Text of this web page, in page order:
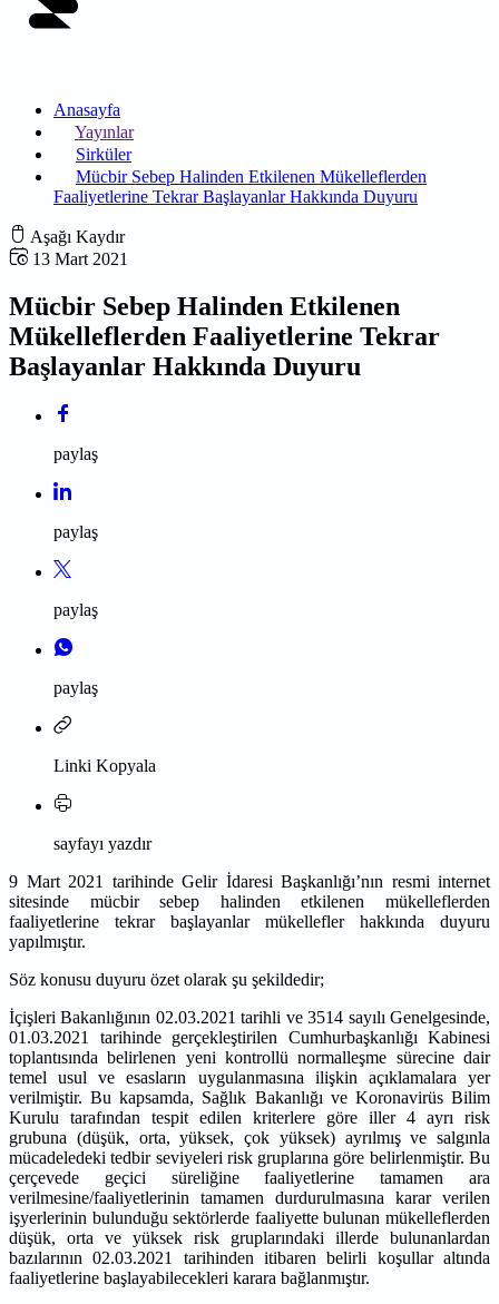
Anasayfa
Yayınlar
Sirküler
Mücbir Sebep Halinden Etkilenen Mükelleflerden
Faaliyetlerine Tekrar Başlayanlar Hakkında Duyuru
Aşağı Kaydır
13 Mart 2021
Mücbir Sebep Halinden Etkilenen
Mükelleflerden Faaliyetlerine Tekrar
Başlayanlar Hakkında Duyuru
paylaş
paylaş
paylaş
paylaş
Linki Kopyala
sayfayı yazdır
9 Mart 2021 tarihinde Gelir İdaresi Başkanlığı’nın resmi internet
sitesinde mücbir sebep halinden etkilenen mükelleflerden
faaliyetlerine tekrar başlayanlar mükellefler hakkında duyuru
yapılmıştır.
Söz konusu duyuru özet olarak şu şekildedir;
İçişleri Bakanlığının 02.03.2021 tarihli ve 3514 sayılı Genelgesinde,
01.03.2021 tarihinde gerçekleştirilen Cumhurbaşkanlığı Kabinesi
toplantısında belirlenen yeni kontrollü normalleşme sürecine dair
temel usul ve esasların uygulanmasına ilişkin açıklamalara yer
verilmiştir. Bu kapsamda, Sağlık Bakanlığı ve Koronavirüs Bilim
Kurulu tarafından tespit edilen kriterlere göre iller 4 ayrı risk
grubuna (düşük, orta, yüksek, çok yüksek) ayrılmış ve salgınla
mücadeledeki tedbir seviyeleri risk gruplarına göre belirlenmiştir. Bu
çerçevede geçici süreliğine faaliyetlerine tamamen ara
verilmesine/faaliyetlerinin tamamen durdurulmasına karar verilen
işyerlerinin bulunduğu sektörlerde faaliyette bulunan mükelleflerden
düşük, orta ve yüksek risk gruplarındaki illerde bulunanlardan
bazılarının 02.03.2021 tarihinden itibaren belirli koşullar altında
faaliyetlerine başlayabilecekleri karara bağlanmıştır.